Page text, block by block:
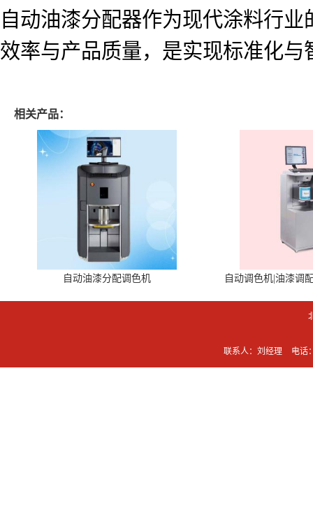
自动油漆分配器作为现代涂料行
效率与产品质量，是实现标准化
相关产品：
自动油漆分配调色机 自动调色机|油漆调
联系人：刘经理 电话